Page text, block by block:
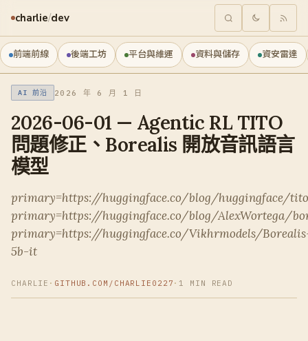
charlie/dev
前端前線 後端工坊 平台與維運 資料與儲存 資安雷達
AI 前沿 2026 年 6 月 1 日
2026-06-01 — Agentic RL TITO
問題修正、Borealis 開放音訊語言
模型
primary=https://huggingface.co/blog/huggingface/tito
primary=https://huggingface.co/blog/AlexWortega/
primary=https://huggingface.co/Vikhrmodels/
5b-it
CHARLIE · GITHUB.COM/CHARLIE0227 · 1 MIN READ